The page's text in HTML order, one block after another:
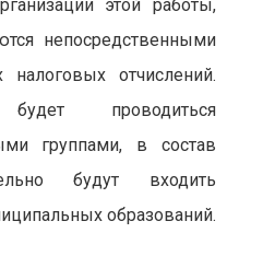
этой работы,
непосредственными
налоговых отчислений.
проводиться
группами, в состав
будут входить
образований.